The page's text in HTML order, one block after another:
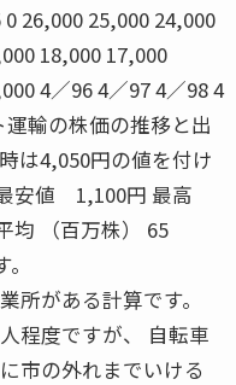
0 26,000 25,000 24,000
18,000 17,000
4／96 4／97 4／98 4
輸の株価の推移と出
は4,050円の値を付け
安値 1,100円 最高
（百万株） 65
所がある計算です。
程度ですが、 自転車
市の外れまでいける